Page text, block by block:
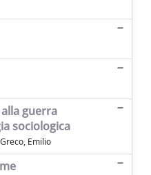
guerra
sociologica
Emilio